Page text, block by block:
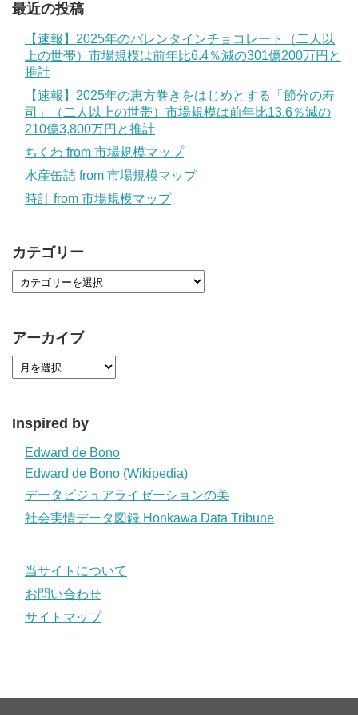
最近の投稿
【速報】2025年のバレンタインチョコレート（二人以
上の世帯）市場規模は前年比6.4％減の301億200万円と
推計
【速報】2025年の恵方巻きをはじめとする「節分の寿
司」（二人以上の世帯）市場規模は前年比13.6％減の
210億3,800万円と推計
ちくわ from 市場規模マップ
水産缶詰 from 市場規模マップ
時計 from 市場規模マップ
カテゴリー
アーカイブ
Inspired by
Edward de Bono
Edward de Bono (Wikipedia)
データビジュアライゼーションの美
社会実情データ図録 Honkawa Data Tribune
当サイトについて
お問い合わせ
サイトマップ